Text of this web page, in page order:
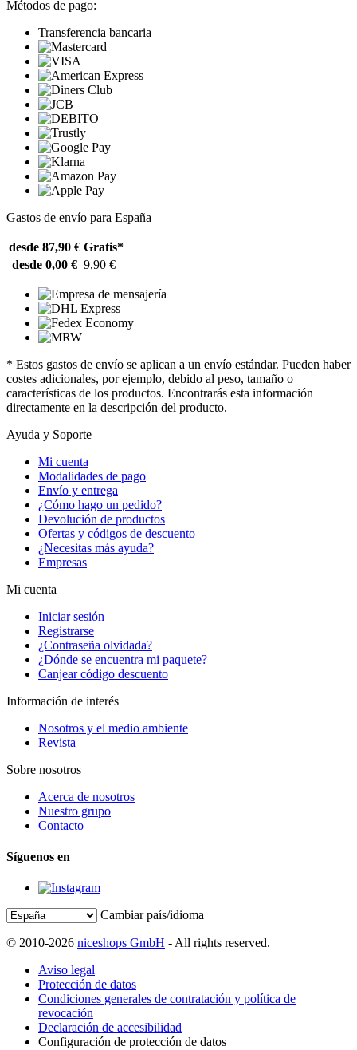
Métodos de pago:
Transferencia bancaria
Gastos de envío para España
desde 87,90 € Gratis*
desde 0,00 € 9,90 €
* Estos gastos de envío se aplican a un envío estándar. Pueden haber
costes adicionales, por ejemplo, debido al peso, tamaño o
características de los productos. Encontrarás esta información
directamente en la descripción del producto.
Ayuda y Soporte
Mi cuenta
Modalidades de pago
Envío y entrega
¿Cómo hago un pedido?
Devolución de productos
Ofertas y códigos de descuento
¿Necesitas más ayuda?
Empresas
Mi cuenta
Iniciar sesión
Registrarse
¿Contraseña olvidada?
¿Dónde se encuentra mi paquete?
Canjear código descuento
Información de interés
Nosotros y el medio ambiente
Revista
Sobre nosotros
Acerca de nosotros
Nuestro grupo
Contacto
Síguenos en
Cambiar país/idioma
© 2010-2026 niceshops GmbH - All rights reserved.
Aviso legal
Protección de datos
Condiciones generales de contratación y política de
revocación
Declaración de accesibilidad
Configuración de protección de datos